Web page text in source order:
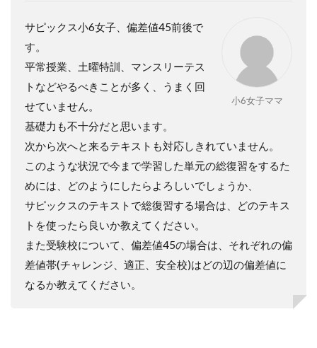
小6女子ママ
サピックス小6女子、偏差値45前後で
す。
平常授業、土曜特訓、マンスリーテス
トなどやるべきことが多く、うまく回
せていません。
基礎力も不十分だと思います。
次から次へと来るテキストも対応しきれていません。
このような状況で今まで学習した単元の総復習をするた
めには、どのようにしたらよろしいでしょうか、
サピックスのテキストで総復習する場合は、どのテキス
トを使ったら良いか教えてください。
また受験校について、偏差値45の場合は、それぞれの偏
差値帯(チャレンジ、適正、安全校)はどの辺の偏差値に
なるか教えてください。